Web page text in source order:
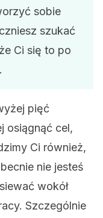
sobie
szukać
Ci się to po
pięć
osiągnąć cel,
Ci również,
nie jesteś
wokół
Szczególnie